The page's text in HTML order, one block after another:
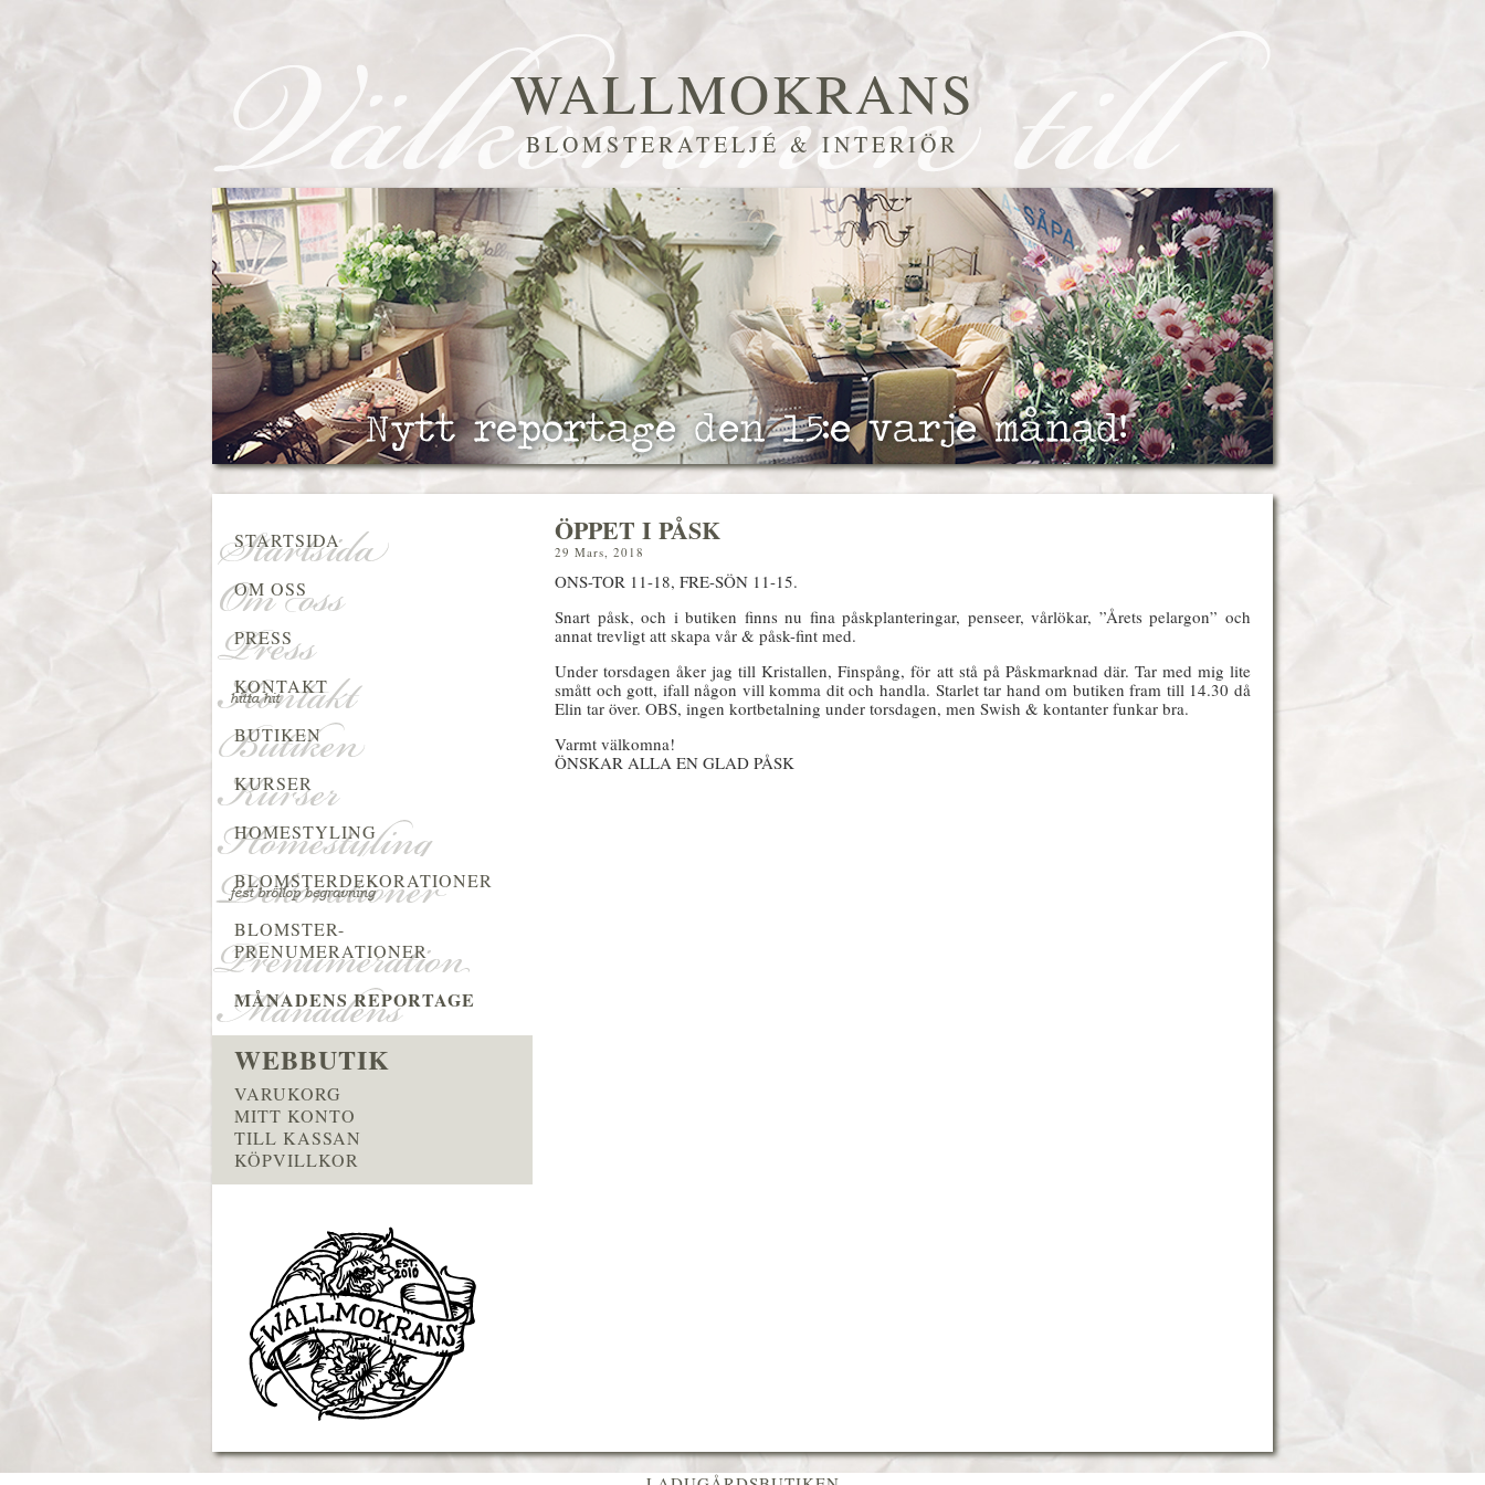
WALLMOKRANS
BLOMSTERATELJÉ & INTERIÖR
ÖPPET I PÅSK
29 Mars, 2018
ONS-TOR 11-18, FRE-SÖN 11-15.
Snart påsk, och i butiken finns nu fina påskplanteringar, penseer, vårlökar, ”Årets pelargon” och
annat trevligt att skapa vår & påsk-fint med.
Under torsdagen åker jag till Kristallen, Finspång, för att stå på Påskmarknad där. Tar med mig lite
smått och gott, ifall någon vill komma dit och handla. Starlet tar hand om butiken fram till 14.30 då
Elin tar över. OBS, ingen kortbetalning under torsdagen, men Swish & kontanter funkar bra.
Varmt välkomna!
ÖNSKAR ALLA EN GLAD PÅSK
STARTSIDA
OM OSS
PRESS
KONTAKT
BUTIKEN
KURSER
HOMESTYLING
BLOMSTERDEKORATIONER
BLOMSTER-
PRENUMERATIONER
MÅNADENS REPORTAGE
WEBBUTIK
VARUKORG
MITT KONTO
TILL KASSAN
KÖPVILLKOR